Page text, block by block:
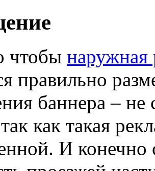
чтобы наружная
правильно
баннера –
как такая
И конечно